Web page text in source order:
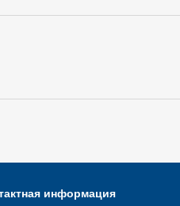
информация